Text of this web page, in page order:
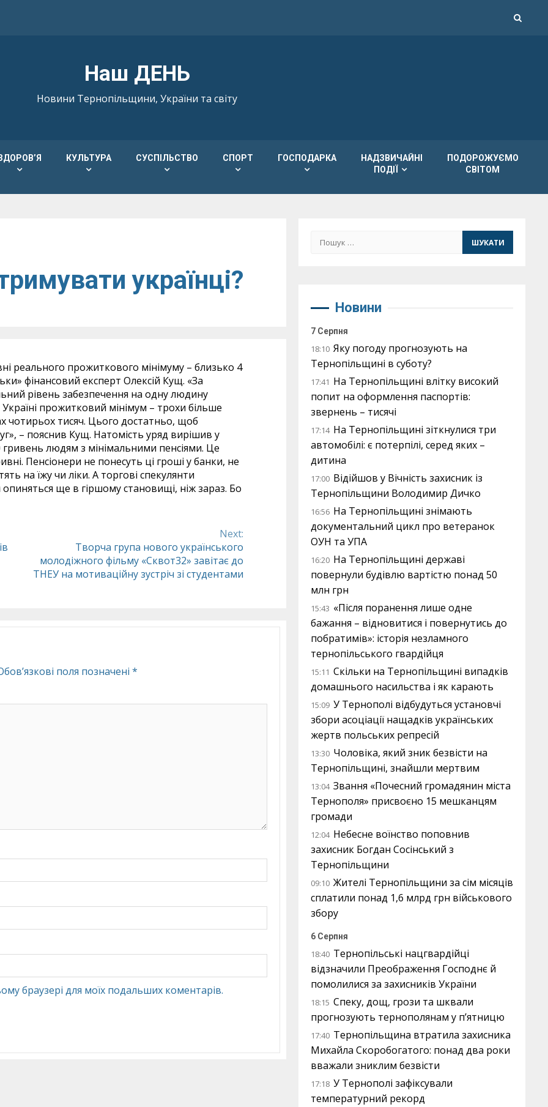
Наш ДЕНЬ
Новини Тернопільщини, України та світу
КУЛЬТУРА СУСПІЛЬСТВО СПОРТ ГОСПОДАРКА
НАДЗВИЧАЙНІ
ПОДІЇ
ПОДОРОЖУЄМО
СВІТОМ
українці?
реального прожиткового мінімуму – близько 4
фінансовий експерт Олексій Кущ. «За
рівень забезпечення на одну людину
прожитковий мінімум – трохи більше
чотирьох тисяч. Цього достатньо, щоб
– пояснив Кущ. Натомість уряд вирішив у
людям з мінімальними пенсіями. Це
Пенсіонери не понесуть ці гроші у банки, не
на їжу чи ліки. А торгові спекулянти
опиняться ще в гіршому становищі, ніж зараз. Бо
Next:
Творча група нового українського
молодіжного фільму «Сквот32» завітає до
ТНЕУ на мотиваційну зустріч зі студентами
поля позначені *
браузері для моїх подальших коментарів.
Пошук:
Новини
7 Серпня
18:10 Яку погоду прогнозують на
Тернопільщині в суботу?
17:41 На Тернопільщині влітку високий
попит на оформлення паспортів:
звернень – тисячі
17:14 На Тернопільщині зіткнулися три
автомобілі: є потерпілі, серед яких –
дитина
17:00 Відійшов у Вічність захисник із
Тернопільщини Володимир Дичко
16:56 На Тернопільщині знімають
документальний цикл про ветеранок
ОУН та УПА
16:20 На Тернопільщині державі
повернули будівлю вартістю понад 50
млн грн
15:43 «Після поранення лише одне
бажання – відновитися і повернутись до
побратимів»: історія незламного
тернопільського гвардійця
15:11 Скільки на Тернопільщині випадків
домашнього насильства і як карають
15:09 У Тернополі відбудуться установчі
збори асоціації нащадків українських
жертв польських репресій
13:30 Чоловіка, який зник безвісти на
Тернопільщині, знайшли мертвим
13:04 Звання «Почесний громадянин міста
Тернополя» присвоєно 15 мешканцям
громади
12:04 Небесне воїнство поповнив
захисник Богдан Сосінський з
Тернопільщини
09:10 Жителі Тернопільщини за сім місяців
сплатили понад 1,6 млрд грн військового
збору
6 Серпня
18:40 Тернопільські нацгвардійці
відзначили Преображення Господнє й
помолилися за захисників України
18:15 Спеку, дощ, грози та шквали
прогнозують тернополянам у п’ятницю
17:40 Тернопільщина втратила захисника
Михайла Скоробогатого: понад два роки
вважали зниклим безвісти
17:18 У Тернополі зафіксували
температурний рекорд